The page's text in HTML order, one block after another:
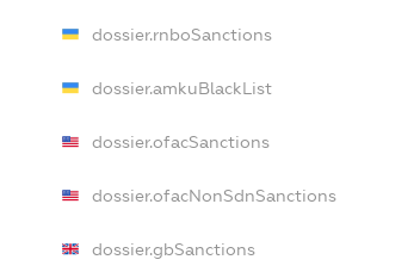
dossier.rnboSanctions
dossier.amkuBlackList
dossier.ofacSanctions
dossier.ofacNonSdnSanctions
dossier.gbSanctions